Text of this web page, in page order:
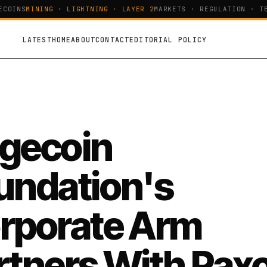
MINING · LIGHTNING · LAYER 2 MARKETS · REGULATION ·
LATESTHOMEABOUTCONTACTEDITORIAL POLICY
Arm